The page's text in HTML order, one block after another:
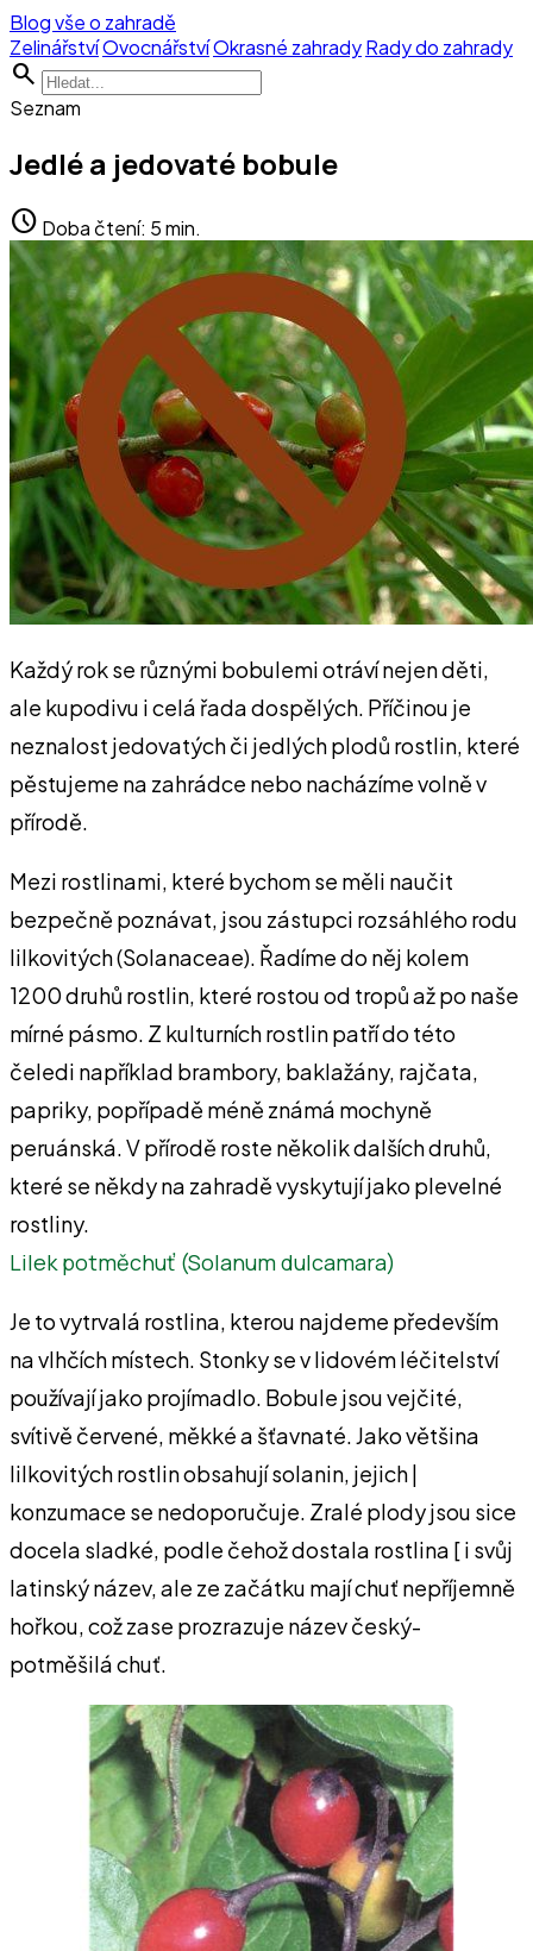
Blog vše o zahradě
ZelinářstvíOvocnářstvíOkrasné zahradyRady do zahrady
search
Seznam
Jedlé a jedovaté bobule
schedule Doba čtení: 5 min.
Každý rok se různými bobulemi otráví nejen děti,
ale kupodivu i celá řada dospělých. Příčinou je
neznalost jedovatých či jedlých plodů rostlin, které
pěstujeme na zahrádce nebo nacházíme volně v
přírodě.
Mezi rostlinami, které bychom se měli naučit
bezpečně poznávat, jsou zástupci rozsáhlého rodu
lilkovitých (Solanaceae). Řadíme do něj kolem
1200 druhů rostlin, které rostou od tropů až po naše
mírné pásmo. Z kulturních rostlin patří do této
čeledi například brambory, baklažány, rajčata,
papriky, popřípadě méně známá mochyně
peruánská. V přírodě roste několik dalších druhů,
které se někdy na zahradě vyskytují jako plevelné
rostliny.
Lilek potměchuť (Solanum dulcamara)
Je to vytrvalá rostlina, kterou najdeme především
na vlhčích místech. Stonky se v lidovém léčitelství
používají jako projímadlo. Bobule jsou vejčité,
svítivě červené, měkké a šťavnaté. Jako většina
lilkovitých rostlin obsahují solanin, jejich |
konzumace se nedoporučuje. Zralé plody jsou sice
docela sladké, podle čehož dostala rostlina [ i svůj
latinský název, ale ze začátku mají chuť nepříjemně
hořkou, což zase prozrazuje název český-
potměšilá chuť.